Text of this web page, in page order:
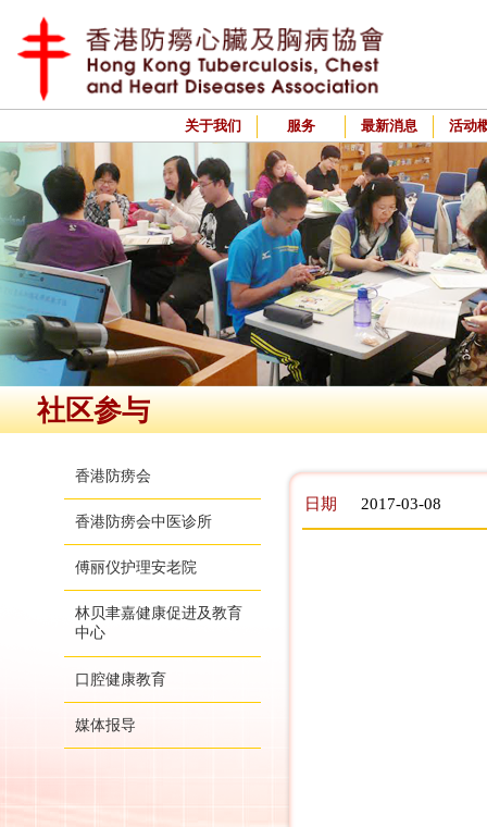
关于我们 服务 最新消息 活动
社区参与
香港防痨会
香港防痨会中医诊所
傅丽仪护理安老院
林贝聿嘉健康促进及教育
中心
口腔健康教育
媒体报导
日期 2017-03-08